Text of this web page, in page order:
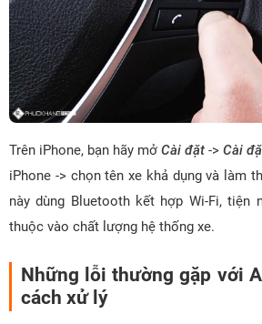
Trên iPhone, bạn hãy mở Cài đặt -> Cài
iPhone -> chọn tên xe khả dụng và làm
này dùng Bluetooth kết hợp Wi-Fi, tiện
thuộc vào chất lượng hệ thống xe.
Những lỗi thường gặp với
cách xử lý